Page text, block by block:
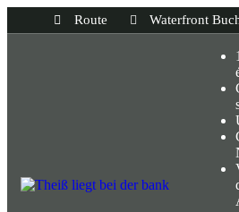
Route Waterfront